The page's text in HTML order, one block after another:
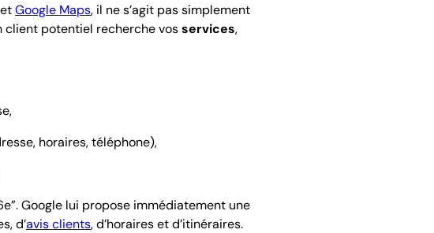
Google Maps, il ne s’agit pas simplement
client potentiel recherche vosservices,
horaires, téléphone),
Google lui propose immédiatement une
d’avis clients, d’horaires et d’itinéraires.